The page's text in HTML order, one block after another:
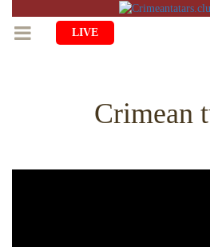
LIVE
Crimean